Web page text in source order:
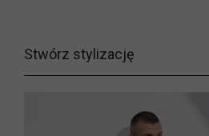
Stwórz stylizację